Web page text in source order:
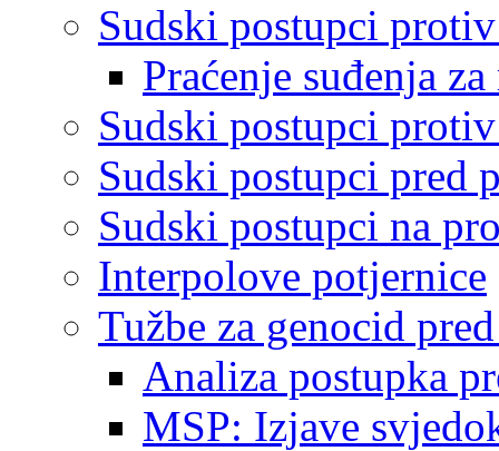
Sudski postupci
Praćenje suđenja
Sudski postupci
Sudski postupci pred
Sudski postupci na
Interpolove potjernice
Tužbe za genocid
Analiza postupka
MSP: Izjave